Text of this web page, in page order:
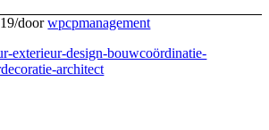
/doorwpcpmanagement